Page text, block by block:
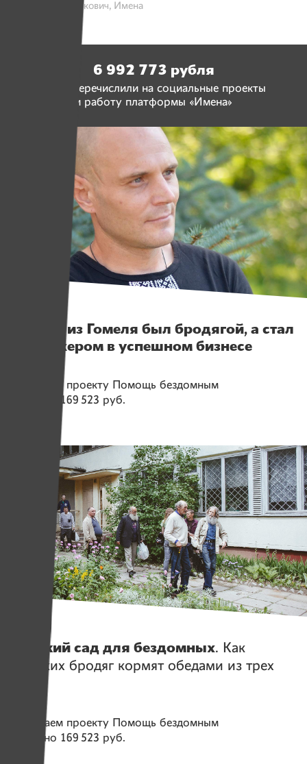
Александр Васюкович, Имена
6 992 773 рубля
люди перечислили на социальные проекты
и работу платформы «Имена»
Парень из Гомеля был бродягой, а стал
менеджером в успешном бизнесе
Помогаем проекту Помощь бездомным
169 523 руб.
Детский сад для бездомных. Как
минских бродяг кормят обедами из трех
Помогаем проекту Помощь бездомным
Собрано 169 523 руб.